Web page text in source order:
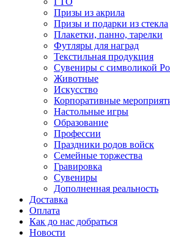
Призы из акрила
Призы и подарки из стекла
Плакетки, панно, тарелки
Футляры для наград
Текстильная продукция
Сувениры с символикой
Животные
Искусство
Корпоративные
Настольные игры
Образование
Профессии
Праздники родов войск
Семейные торжества
Гравировка
Сувениры
Дополненная реальность
Доставка
Оплата
Как до нас добраться
Новости